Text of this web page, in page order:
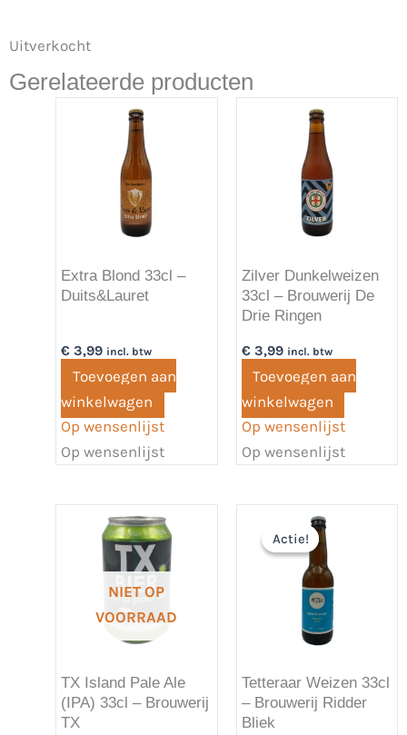
Uitverkocht
Gerelateerde producten
Extra Blond 33cl –
Duits&Lauret
€ 3,99 incl. btw
Toevoegen aan
winkelwagen
Op wensenlijst
Op wensenlijst
Zilver Dunkelweizen
33cl – Brouwerij De
Drie Ringen
€3,99 incl. btw
Toevoegen aan
winkelwagen
Op wensenlijst
Op wensenlijst
NIET OP
VOORRAAD
TX Island Pale Ale
(IPA) 33cl – Brouwerij
TX
Actie!
Actie!
Tetteraar Weizen 33cl
– Brouwerij Ridder
Bliek
prijs
was:
€ 3,69.
is:
€ 2,69.